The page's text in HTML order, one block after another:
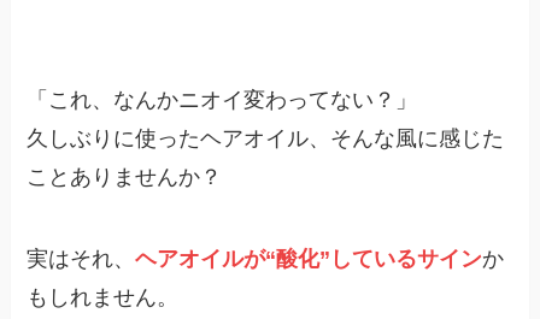
「これ、なんかニオイ変わってない？」
久しぶりに使ったヘアオイル、そんな風に感じた
ことありませんか？
実はそれ、ヘアオイルが“酸化”しているサインか
もしれません。